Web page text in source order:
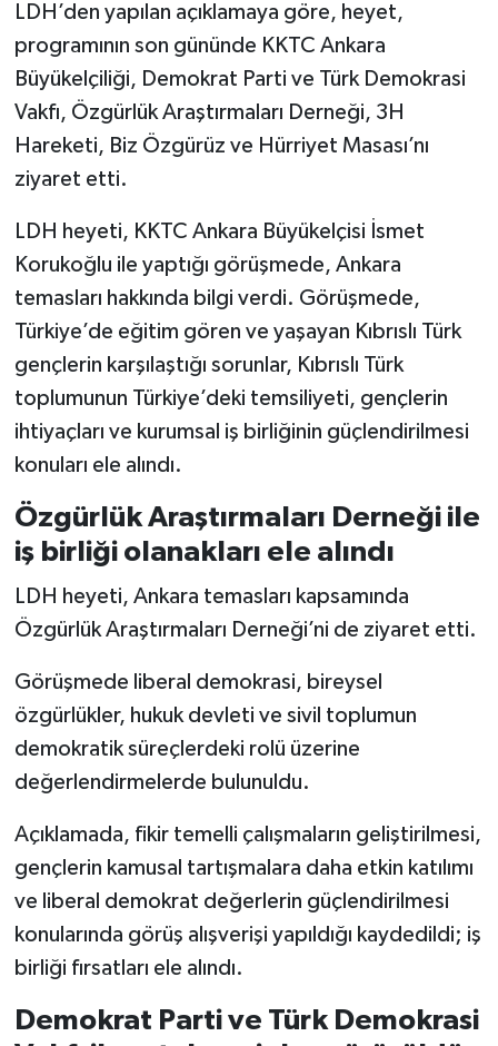
LDH’den yapılan açıklamaya göre, heyet,
programının son gününde KKTC Ankara
Büyükelçiliği, Demokrat Parti ve Türk Demokrasi
Vakfı, Özgürlük Araştırmaları Derneği, 3H
Hareketi, Biz Özgürüz ve Hürriyet Masası’nı
ziyaret etti.
LDH heyeti, KKTC Ankara Büyükelçisi İsmet
Korukoğlu ile yaptığı görüşmede, Ankara
temasları hakkında bilgi verdi. Görüşmede,
Türkiye’de eğitim gören ve yaşayan Kıbrıslı Türk
gençlerin karşılaştığı sorunlar, Kıbrıslı Türk
toplumunun Türkiye’deki temsiliyeti, gençlerin
ihtiyaçları ve kurumsal iş birliğinin güçlendirilmesi
konuları ele alındı.
Özgürlük Araştırmaları Derneği ile
iş birliği olanakları ele alındı
LDH heyeti, Ankara temasları kapsamında
Özgürlük Araştırmaları Derneği’ni de ziyaret etti.
Görüşmede liberal demokrasi, bireysel
özgürlükler, hukuk devleti ve sivil toplumun
demokratik süreçlerdeki rolü üzerine
değerlendirmelerde bulunuldu.
Açıklamada, fikir temelli çalışmaların geliştirilmesi,
gençlerin kamusal tartışmalara daha etkin katılımı
ve liberal demokrat değerlerin güçlendirilmesi
konularında görüş alışverişi yapıldığı kaydedildi; iş
birliği fırsatları ele alındı.
Demokrat Parti ve Türk Demokrasi